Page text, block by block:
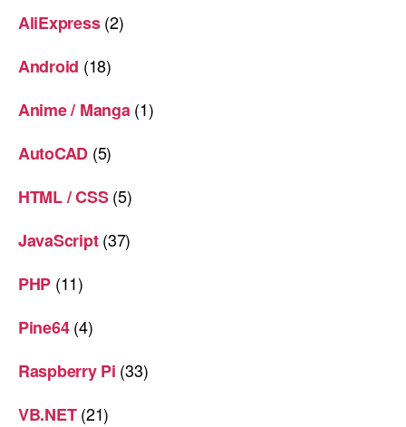
AliExpress(2)
Android (18)
Anime / Manga (1)
AutoCAD (5)
HTML / CSS(5)
JavaScript(37)
PHP (11)
Pine64(4)
Raspberry Pi (33)
VB.NET(21)